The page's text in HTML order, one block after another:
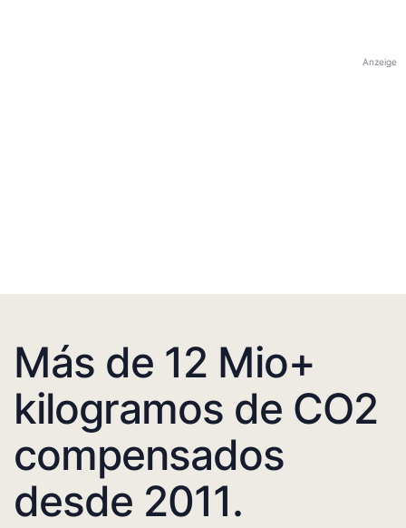
Anzeige
Más de 12 Mio+
kilogramos de CO2
compensados
desde 2011.